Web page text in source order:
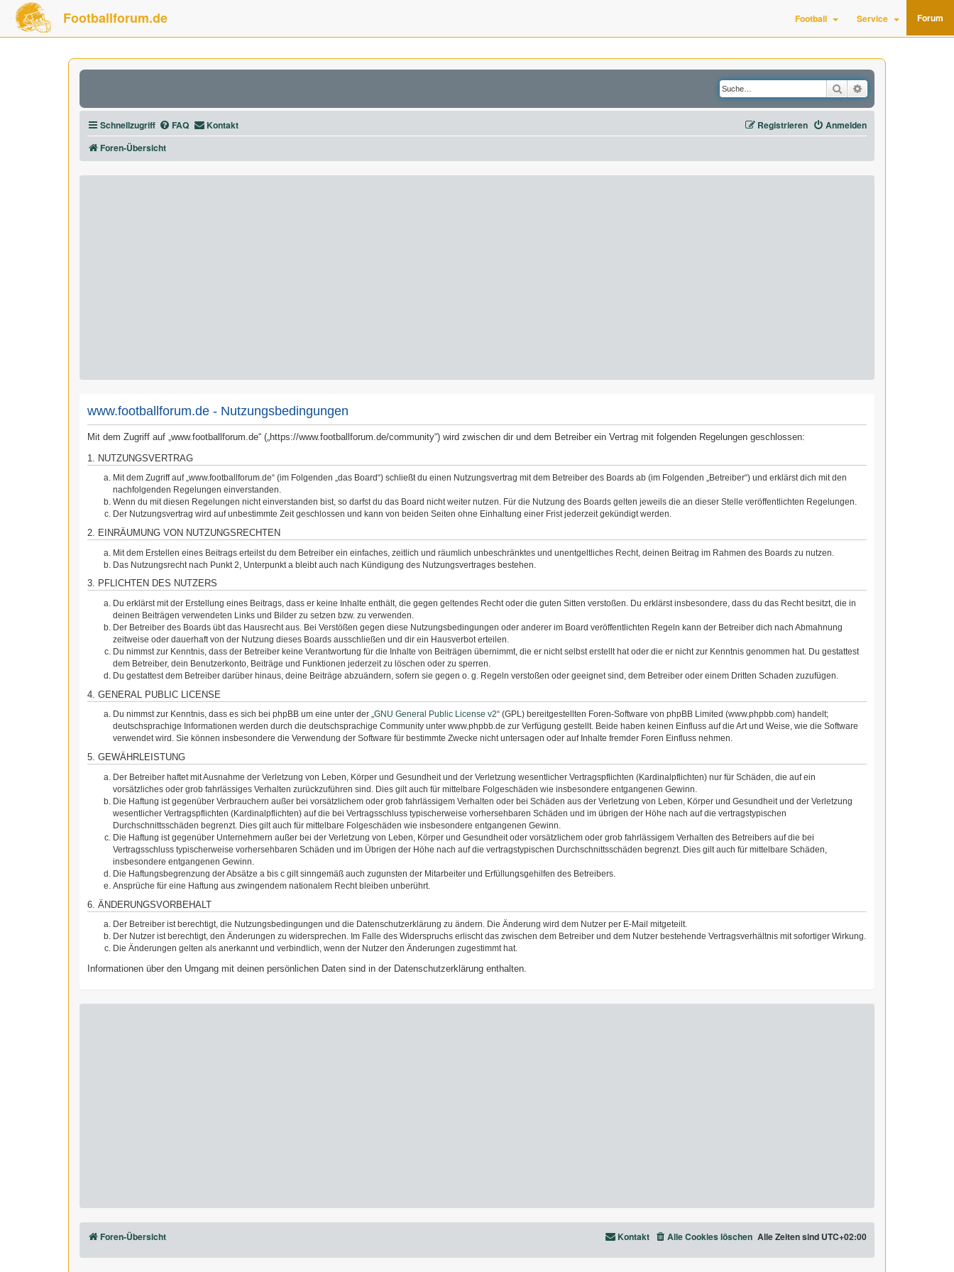
Footballforum.de Football Service Forum
Suche
Schnellzugriff FAQ Kontakt Anmelden
Registrieren
Foren-Übersicht
www.footballforum.de - Nutzungsbedingungen
Mit dem Zugriff auf „www.footballforum.de“ („https://www.footballforum.de/community“) wird zwischen dir und dem Betreiber ein Vertrag mit folgenden Regelungen geschlossen:
1. NUTZUNGSVERTRAG
Mit dem Zugriff auf „www.footballforum.de“ (im Folgenden „das Board“) schließt du einen Nutzungsvertrag mit dem Betreiber des Boards ab (im Folgenden „Betreiber“) und erklärst dich mit den
nachfolgenden Regelungen einverstanden.
Wenn du mit diesen Regelungen nicht einverstanden bist, so darfst du das Board nicht weiter nutzen. Für die Nutzung des Boards gelten jeweils die an dieser Stelle veröffentlichten Regelungen.
Der Nutzungsvertrag wird auf unbestimmte Zeit geschlossen und kann von beiden Seiten ohne Einhaltung einer Frist jederzeit gekündigt werden.
2. EINRÄUMUNG VON NUTZUNGSRECHTEN
Mit dem Erstellen eines Beitrags erteilst du dem Betreiber ein einfaches, zeitlich und räumlich unbeschränktes und unentgeltliches Recht, deinen Beitrag im Rahmen des Boards zu nutzen.
Das Nutzungsrecht nach Punkt 2, Unterpunkt a bleibt auch nach Kündigung des Nutzungsvertrages bestehen.
3. PFLICHTEN DES NUTZERS
Du erklärst mit der Erstellung eines Beitrags, dass er keine Inhalte enthält, die gegen geltendes Recht oder die guten Sitten verstoßen. Du erklärst insbesondere, dass du das Recht besitzt, die in
deinen Beiträgen verwendeten Links und Bilder zu setzen bzw. zu verwenden.
Der Betreiber des Boards übt das Hausrecht aus. Bei Verstößen gegen diese Nutzungsbedingungen oder anderer im Board veröffentlichten Regeln kann der Betreiber dich nach Abmahnung
zeitweise oder dauerhaft von der Nutzung dieses Boards ausschließen und dir ein Hausverbot erteilen.
Du nimmst zur Kenntnis, dass der Betreiber keine Verantwortung für die Inhalte von Beiträgen übernimmt, die er nicht selbst erstellt hat oder die er nicht zur Kenntnis genommen hat. Du gestattest
dem Betreiber, dein Benutzerkonto, Beiträge und Funktionen jederzeit zu löschen oder zu sperren.
Du gestattest dem Betreiber darüber hinaus, deine Beiträge abzuändern, sofern sie gegen o. g. Regeln verstoßen oder geeignet sind, dem Betreiber oder einem Dritten Schaden zuzufügen.
4. GENERAL PUBLIC LICENSE
Du nimmst zur Kenntnis, dass es sich bei phpBB um eine unter der „GNU General Public License v2“ (GPL) bereitgestellten Foren-Software von phpBB Limited (www.phpbb.com) handelt;
deutschsprachige Informationen werden durch die deutschsprachige Community unter www.phpbb.de zur Verfügung gestellt. Beide haben keinen Einfluss auf die Art und Weise, wie die Software
verwendet wird. Sie können insbesondere die Verwendung der Software für bestimmte Zwecke nicht untersagen oder auf Inhalte fremder Foren Einfluss nehmen.
5. GEWÄHRLEISTUNG
Der Betreiber haftet mit Ausnahme der Verletzung von Leben, Körper und Gesundheit und der Verletzung wesentlicher Vertragspflichten (Kardinalpflichten) nur für Schäden, die auf ein
vorsätzliches oder grob fahrlässiges Verhalten zurückzuführen sind. Dies gilt auch für mittelbare Folgeschäden wie insbesondere entgangenen Gewinn.
Die Haftung ist gegenüber Verbrauchern außer bei vorsätzlichem oder grob fahrlässigem Verhalten oder bei Schäden aus der Verletzung von Leben, Körper und Gesundheit und der Verletzung
wesentlicher Vertragspflichten (Kardinalpflichten) auf die bei Vertragsschluss typischerweise vorhersehbaren Schäden und im übrigen der Höhe nach auf die vertragstypischen
Durchschnittsschäden begrenzt. Dies gilt auch für mittelbare Folgeschäden wie insbesondere entgangenen Gewinn.
Die Haftung ist gegenüber Unternehmern außer bei der Verletzung von Leben, Körper und Gesundheit oder vorsätzlichem oder grob fahrlässigem Verhalten des Betreibers auf die bei
Vertragsschluss typischerweise vorhersehbaren Schäden und im Übrigen der Höhe nach auf die vertragstypischen Durchschnittsschäden begrenzt. Dies gilt auch für mittelbare Schäden,
insbesondere entgangenen Gewinn.
Die Haftungsbegrenzung der Absätze a bis c gilt sinngemäß auch zugunsten der Mitarbeiter und Erfüllungsgehilfen des Betreibers.
Ansprüche für eine Haftung aus zwingendem nationalem Recht bleiben unberührt.
6. ÄNDERUNGSVORBEHALT
Der Betreiber ist berechtigt, die Nutzungsbedingungen und die Datenschutzerklärung zu ändern. Die Änderung wird dem Nutzer per E-Mail mitgeteilt.
Der Nutzer ist berechtigt, den Änderungen zu widersprechen. Im Falle des Widerspruchs erlischt das zwischen dem Betreiber und dem Nutzer bestehende Vertragsverhältnis mit sofortiger Wirkung.
Die Änderungen gelten als anerkannt und verbindlich, wenn der Nutzer den Änderungen zugestimmt hat.
Informationen über den Umgang mit deinen persönlichen Daten sind in der Datenschutzerklärung enthalten.
Foren-Übersicht Alle Zeiten sind UTC+02:00
Alle Cookies löschen
Kontakt